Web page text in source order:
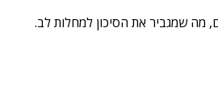
מה שמגביר את הסיכון למחלות לב.